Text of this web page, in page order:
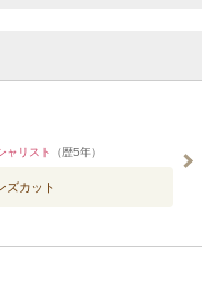
ャリスト
（歴5年）
ズカット